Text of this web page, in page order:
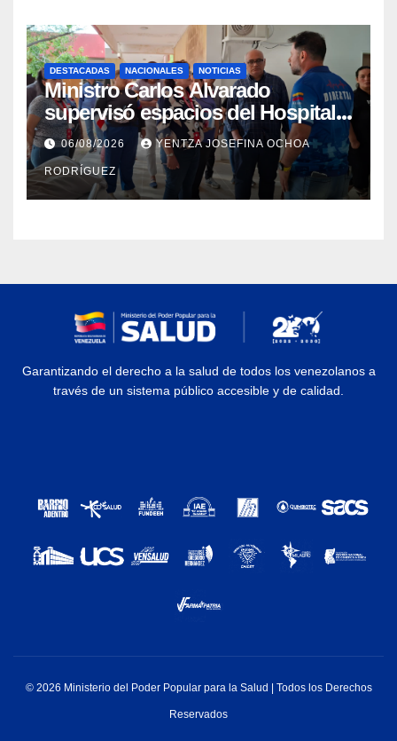
DESTACADAS NACIONALES NOTICIAS
Ministro Carlos Alvarado
supervisó espacios del Hospital
Dermatológico Dr. Martín Vegas
en La Guaira
06/08/2026 YENTZA JOSEFINA OCHOA
RODRÍGUEZ
Garantizando el derecho a la salud de todos los venezolanos a
través de un sistema público accesible y de calidad.
© 2026 Ministerio del Poder Popular para la Salud | Todos los Derechos
Reservados